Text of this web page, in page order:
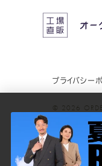
プライバシー
© 2026